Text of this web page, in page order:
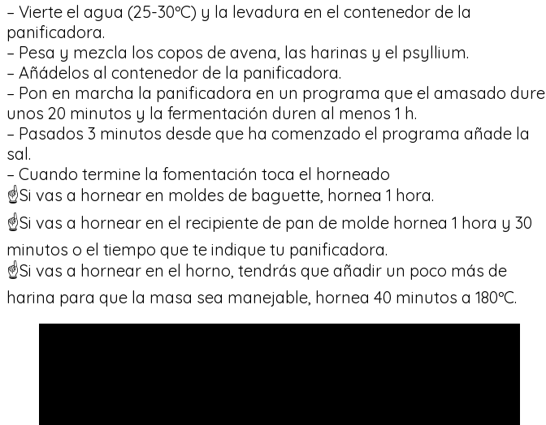
– Vierte el agua (25-30ºC) y la levadura en el contenedor de la
panificadora.
– Pesa y mezcla los copos de avena, las harinas y el psyllium.
– Añádelos al contenedor de la panificadora.
– Pon en marcha la panificadora en un programa que el amasado dure
unos 20 minutos y la fermentación duren al menos 1 h.
– Pasados 3 minutos desde que ha comenzado el programa añade la
sal.
– Cuando termine la fomentación toca el horneado
☝Si vas a hornear en moldes de baguette, hornea 1 hora.
☝Si vas a hornear en el recipiente de pan de molde hornea 1 hora y 30
minutos o el tiempo que te indique tu panificadora.
☝Si vas a hornear en el horno, tendrás que añadir un poco más de
harina para que la masa sea manejable, hornea 40 minutos a 180ºC.